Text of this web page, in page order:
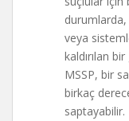
veya
kaldırılan
MSSP, bir
birkaç
saptayabilir.